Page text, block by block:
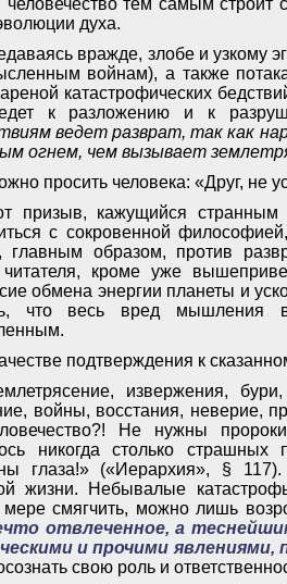
человечество тем самым строит
духа.
вражде, злобе и узкому
войнам), а также
катастрофических
к разложению и к
ведет разврат, так как
огнем, чем вызывает
просить человека: «Друг, не
призыв, кажущийся
с сокровенной
главным образом, против
читателя, кроме уже
обмена энергии планеты и
что весь вред мышления
подтверждения к
извержения,
войны, восстания, неверие,
Не нужны
никогда столько
глаза!» («Иерархия», §
жизни. Небывалые
мере смягчить, можно лишь
отвлеченное, а
и прочими
свою роль и